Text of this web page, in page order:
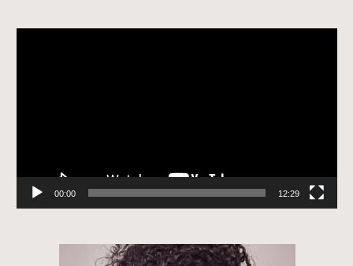
00:00 12:29